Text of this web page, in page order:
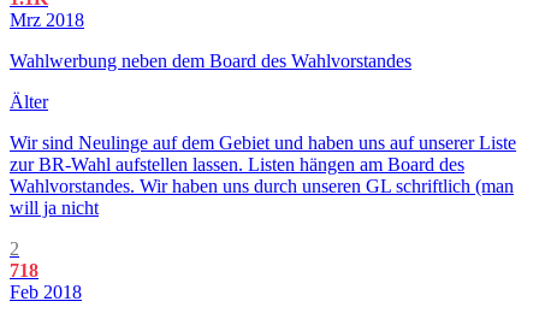
Mrz 2018
Wahlwerbung neben dem Board des Wahlvorstandes
Älter
Wir sind Neulinge auf dem Gebiet und haben uns auf unserer Liste
zur BR-Wahl aufstellen lassen. Listen hängen am Board des
Wahlvorstandes. Wir haben uns durch unseren GL schriftlich (man
will ja nicht
2
718
Feb 2018